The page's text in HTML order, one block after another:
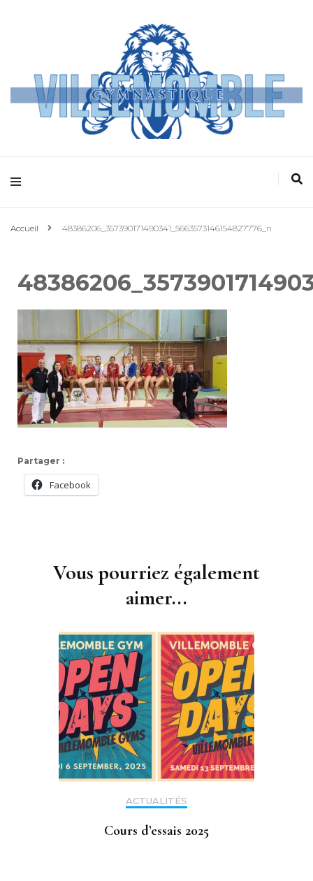
Villemomble
Gymnastique
Accueil 48386206_357390171490341_5663573146154827776_n
Partager :
Facebook
Vous pourriez également
aimer...
ACTUALITÉS
Cours d’essais 2025